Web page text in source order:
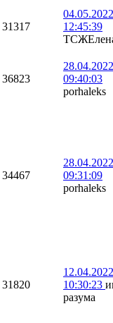
31317
04.05.2022
12:45:39
36823
28.04.2022
09:40:03
porhaleks
34467
28.04.2022
09:31:09
porhaleks
31820
12.04.2022
10:30:23
разума